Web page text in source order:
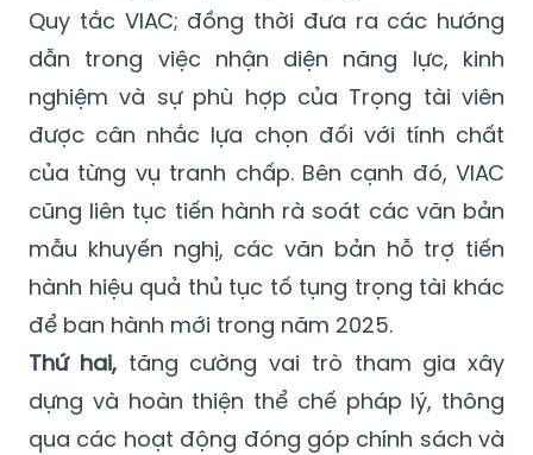
Quy tắc VIAC; đồng thời đưa ra các hướng
dẫn trong việc nhận diện năng lực, kinh
nghiệm và sự phù hợp của Trọng tài viên
được cân nhắc lựa chọn đối với tính chất
của từng vụ tranh chấp. Bên cạnh đó, VIAC
cũng liên tục tiến hành rà soát các văn bản
mẫu khuyến nghị, các văn bản hỗ trợ tiến
hành hiệu quả thủ tục tố tụng trọng tài khác
để ban hành mới trong năm 2025.
Thứ hai,tăng cường vai trò tham gia xây
dựng và hoàn thiện thể chế pháp lý, thông
qua các hoạt động đóng góp chính sách và